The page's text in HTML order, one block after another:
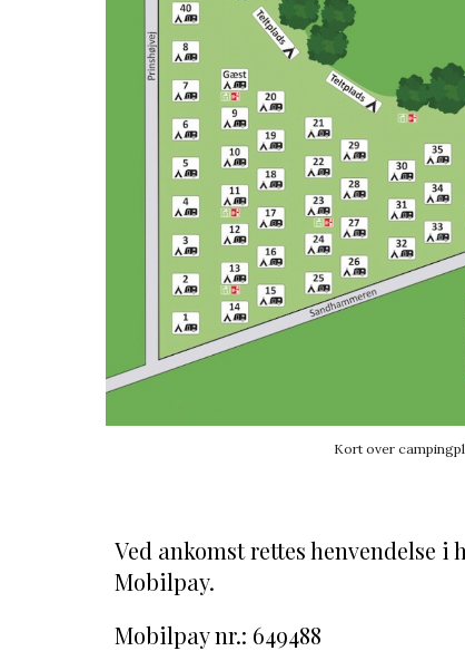
Kort over
Ved ankomst rettes henvendelse
Mobilpay.
Mobilpay nr.: 649488